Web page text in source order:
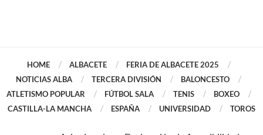
HOME ALBACETE
FERIA DE ALBACETE 2025
NOTICIAS ALBA
TERCERA DIVISIÓN
BALONCESTO
ATLETISMO POPULAR
FÚTBOL SALA TENIS
BOXEO
CASTILLA-LA MANCHA
ESPAÑA UNIVERSIDAD TOROS